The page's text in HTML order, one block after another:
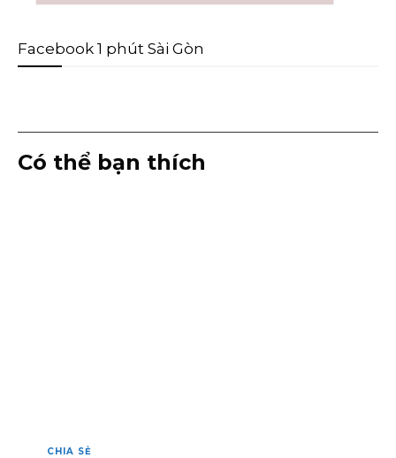
Facebook 1 phút Sài Gòn
Có thể bạn thích
CHIA SẺ